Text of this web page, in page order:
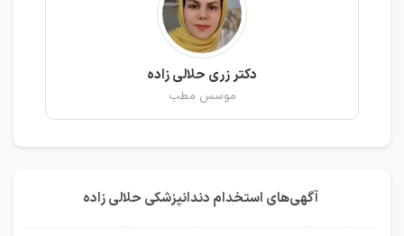
دکتر زری حلالی زاده
موسس مطب
آگهی‌های استخدام دندانپزشکی حلالی زاده